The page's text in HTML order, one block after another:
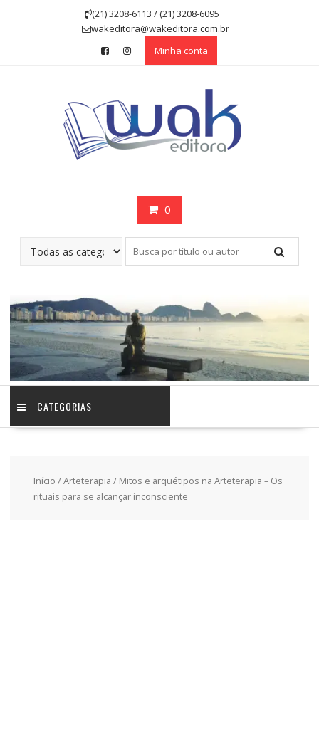
(21) 3208-6113 / (21) 3208-6095
wakeditora@wakeditora.com.br
Minha conta
0
CATEGORIAS
Início /Arteterapia / Mitos e arquétipos na Arteterapia – Os
rituais para se alcançar inconsciente